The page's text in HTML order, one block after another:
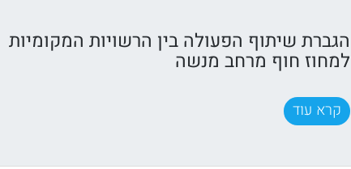
הגברת שיתוף הפעולה בין הרשויות המקומיות
למחוז חוף מרחב מנשה
קרא עוד